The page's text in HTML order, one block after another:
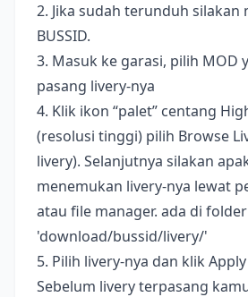
2. Jika sudah terunduh silakan
BUSSID.
3. Masuk ke garasi, pilih MOD
pasang livery-nya
4. Klik ikon “palet” centang
(resolusi tinggi) pilih Browse
livery). Selanjutnya silakan
menemukan livery-nya lewat
atau file manager. ada di folder
'download/bussid/livery/'
5. Pilih livery-nya dan klik
Sebelum livery terpasang